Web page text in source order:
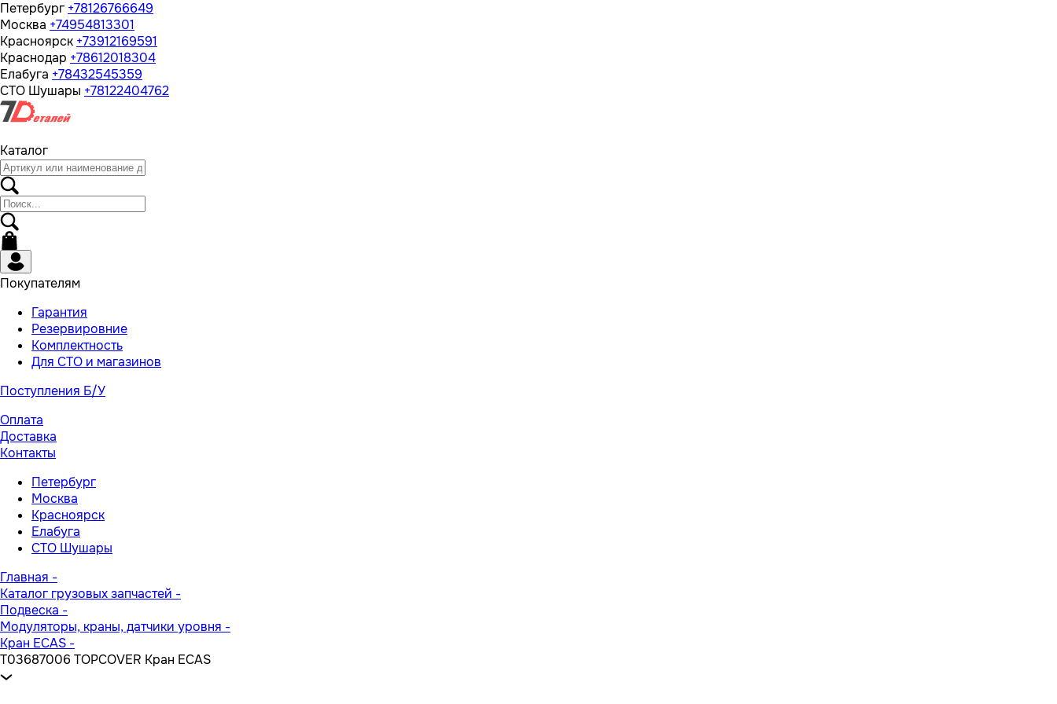
Петербург +78126766649
Москва +74954813301
Красноярск +73912169591
Краснодар +78612018304
Елабуга +78432545359
СТО Шушары +78122404762
Каталог
Покупателям
Гарантия
Резервировние
Комплектность
Для СТО и магазинов
Поступления Б/У
Оплата
Доставка
Контакты
Петербург
Москва
Красноярск
Елабуга
СТО Шушары
Главная -
Каталог грузовых запчастей -
Подвеска -
Модуляторы, краны, датчики уровня -
Кран ECAS -
T03687006 TOPCOVER Кран ECAS